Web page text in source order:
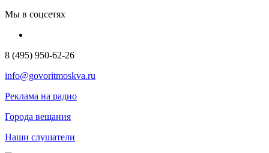
Мы в соцсетях
8 (495) 950-62-26
info@govoritmoskva.ru
Реклама на радио
Города вещания
Наши слушатели